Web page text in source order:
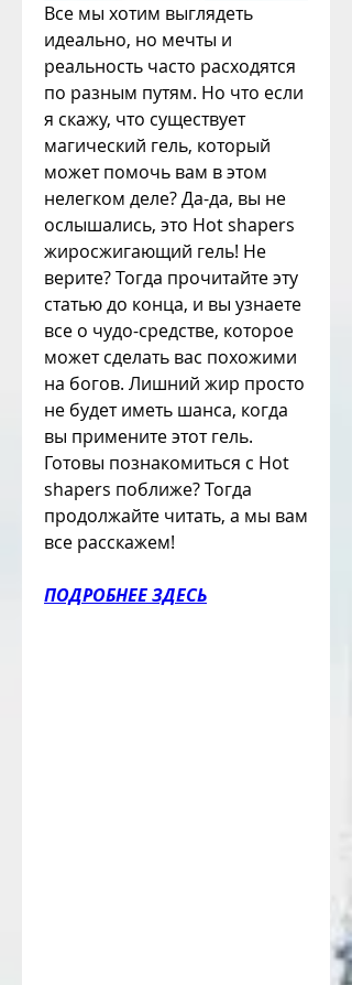
Все мы хотим выглядеть
идеально, но мечты и
реальность часто расходятся
по разным путям. Но что если
я скажу, что существует
магический гель, который
может помочь вам в этом
нелегком деле? Да-да, вы не
ослышались, это Hot shapers
жиросжигающий гель! Не
верите? Тогда прочитайте эту
статью до конца, и вы узнаете
все о чудо-средстве, которое
может сделать вас похожими
на богов. Лишний жир просто
не будет иметь шанса, когда
вы примените этот гель.
Готовы познакомиться с Hot
shapers поближе? Тогда
продолжайте читать, а мы вам
все расскажем!
ПОДРОБНЕЕ ЗДЕСЬ